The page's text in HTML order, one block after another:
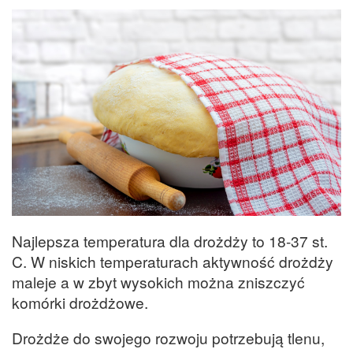
Najlepsza temperatura dla drożdży to 18-37 st.
C. W niskich temperaturach aktywność drożdży
maleje a w zbyt wysokich można zniszczyć
komórki drożdżowe.
Drożdże do swojego rozwoju potrzebują tlenu,